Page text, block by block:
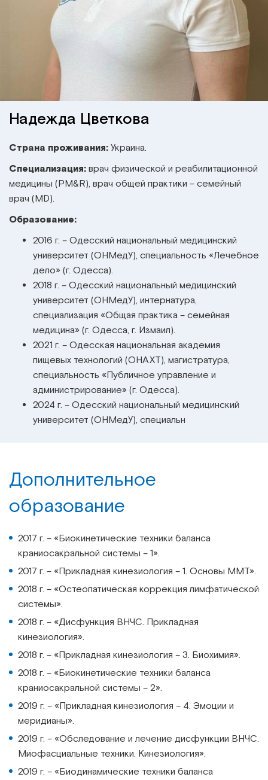
Надежда Цветкова
Страна проживания: Украина.
Специализация: врач физической и реабилитационной
медицины (PM&R), врач общей практики – семейный
врач (MD).
Образование:
2016 г. – Одесский национальный медицинский
университет (ОНМедУ), специальность «Лечебное
дело» (г. Одесса).
2018 г. – Одесский национальный медицинский
университет (ОНМедУ), интернатура,
специализация «Общая практика – семейная
медицина» (г. Одесса, г. Измаил).
2021 г. – Одесская национальная академия
пищевых технологий (ОНАХТ), магистратура,
специальность «Публичное управление и
администрирование» (г. Одесса).
2024 г. – Одесский национальный медицинский
университет (ОНМедУ), специальн
Дополнительное
образование
2017 г. – «Биокинетические техники баланса
краниосакральной системы – 1».
2017 г. – «Прикладная кинезиология – 1. Основы ММТ».
2018 г. – «Остеопатическая коррекция лимфатической
системы».
2018 г. – «Дисфункция ВНЧС. Прикладная
кинезиология».
2018 г. – «Прикладная кинезиология – 3. Биохимия».
2018 г. – «Биокинетические техники баланса
краниосакральной системы – 2».
2019 г. – «Прикладная кинезиология – 4. Эмоции и
меридианы».
2019 г. – «Обследование и лечение дисфункции ВНЧС.
Миофасциальные техники. Кинезиология».
2019 г. – «Биодинамические техники баланса
Институт Апледжера
Институт Барраля
Прикладная кинезиология
Кинезиотейпинг
Эстетическая медицина
Остеопатические манипуляции по
Барралю